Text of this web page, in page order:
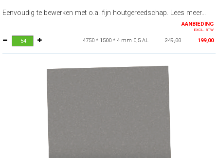
Eenvoudig te bewerken met o.a. fijn houtgereedschap. Lees meer...
AANBIEDING
EXCL. BTW
4750 * 1500 * 4 mm 0,5 AL 249,00 199,00